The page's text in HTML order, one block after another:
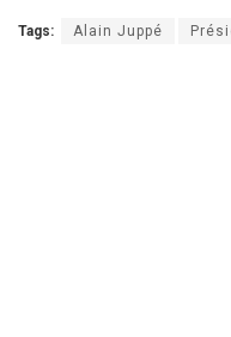
Tags: Alain Juppé